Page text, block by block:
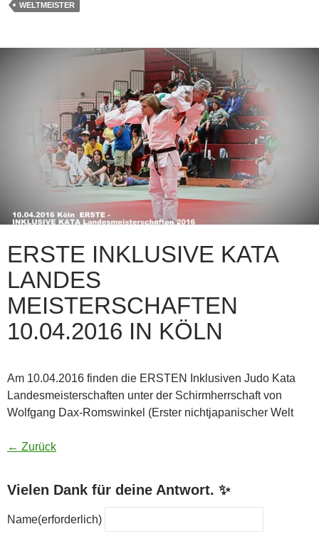
WELTMEISTER
ERSTE INKLUSIVE KATA
LANDES
MEISTERSCHAFTEN
10.04.2016 IN KÖLN
Am 10.04.2016 finden die ERSTEN Inklusiven Judo Kata
Landesmeisterschaften unter der Schirmherrschaft von
Wolfgang Dax-Romswinkel (Erster nichtjapanischer Welt
← Zurück
Vielen Dank für deine Antwort. ✨
Name(erforderlich)